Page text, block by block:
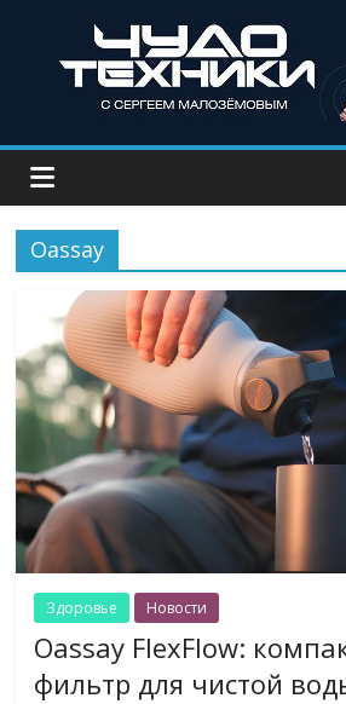
Oassay
Здоровье Новости
Oassay FlexFlow:
фильтр для чистой